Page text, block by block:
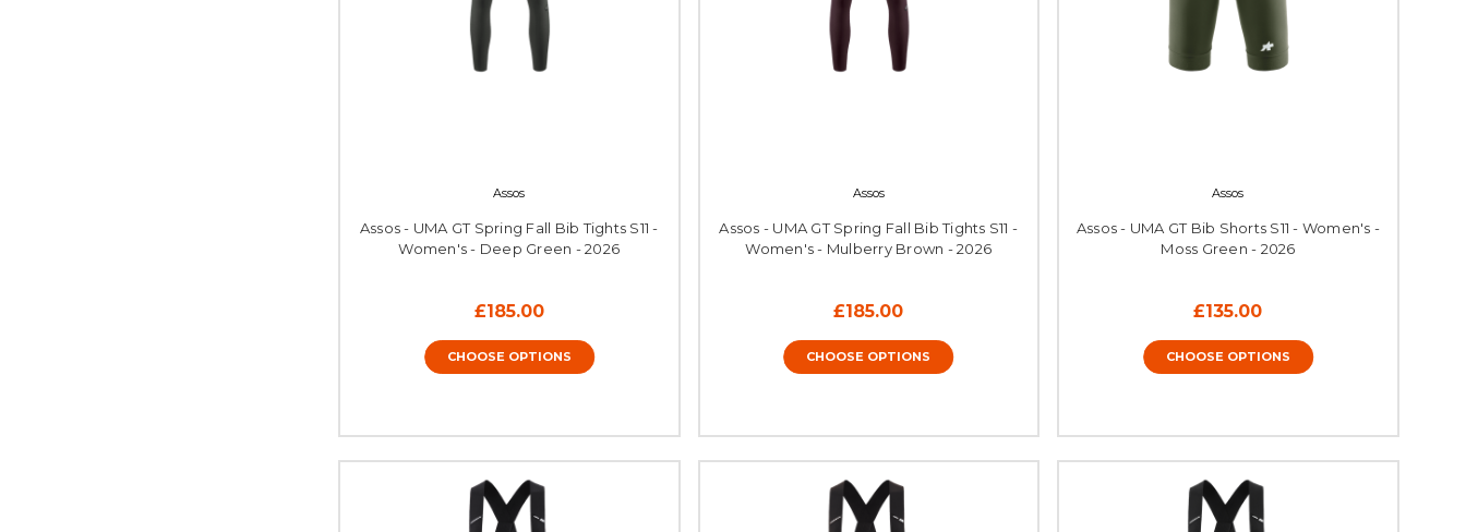
Assos
Assos - UMA GT Spring Fall Bib Tights S11 -
Women's - Deep Green - 2026
£185.00
CHOOSE OPTIONS
Assos
Assos - UMA GT Spring Fall Bib Tights S11 -
Women's - Mulberry Brown - 2026
£185.00
CHOOSE OPTIONS
Assos
Assos - UMA GT Bib Shorts S11 - Women's -
Moss Green - 2026
£135.00
CHOOSE OPTIONS